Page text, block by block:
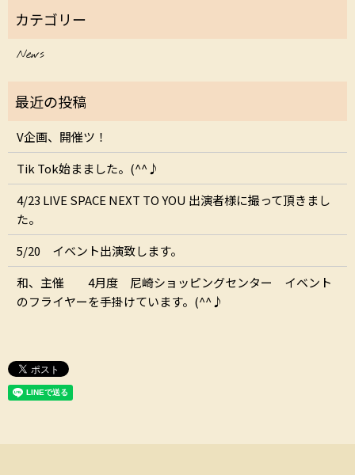
News
V企画、開催ツ！
Tik Tok始まました。(^^♪
4/23 LIVE SPACE NEXT TO YOU 出演者様に撮って頂きまし
た。
5/20 イベント出演致します。
和、主催 4月度 尼崎ショッピングセンター イベント
のフライヤーを手掛けています。(^^♪